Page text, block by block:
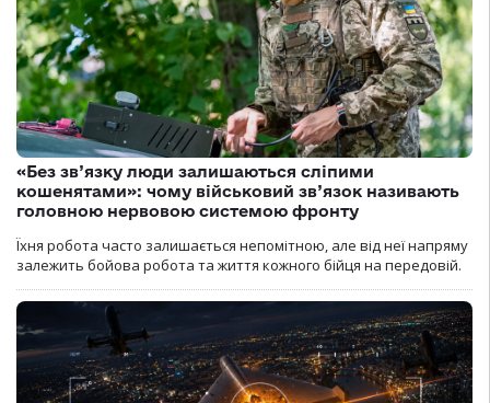
«Без зв’язку люди залишаються сліпими
кошенятами»: чому військовий зв’язок називають
головною нервовою системою фронту
Їхня робота часто залишається непомітною, але від неї напряму
залежить бойова робота та життя кожного бійця на передовій.